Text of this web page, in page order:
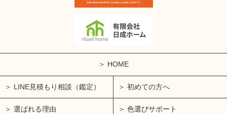
HOME
LINE見積もり相談（鑑定） 初めての方へ
選ばれる理由 色選びサポート